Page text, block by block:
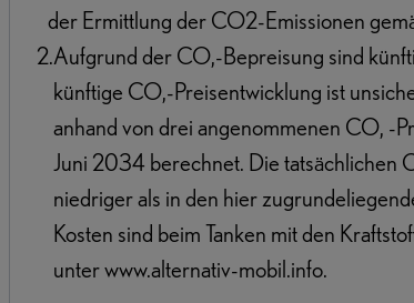
der Ermittlung der CO2-Emissionen
2.Aufgrund der CO,-Bepreisung sind
künftige CO,-Preisentwicklung ist
anhand von drei angenommenen CO, -
Juni 2034 berechnet. Die tatsächlichen
niedriger als in den hier
Kosten sind beim Tanken mit den
unter www.alternativ-mobil.info.